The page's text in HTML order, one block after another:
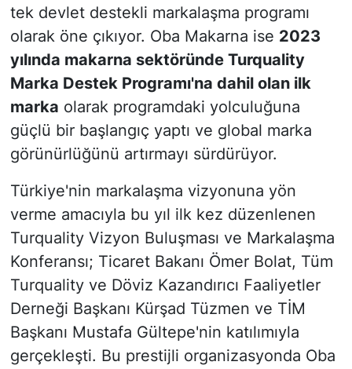
tek devlet destekli markalaşma programı
olarak öne çıkıyor. Oba Makarna ise 2023
yılında makarna sektöründe Turquality
Marka Destek Programı'na dahil olan ilk
marka olarak programdaki yolculuğuna
güçlü bir başlangıç yaptı ve global marka
görünürlüğünü artırmayı sürdürüyor.
Türkiye'nin markalaşma vizyonuna yön
verme amacıyla bu yıl ilk kez düzenlenen
Turquality Vizyon Buluşması ve Markalaşma
Konferansı; Ticaret Bakanı Ömer Bolat, Tüm
Turquality ve Döviz Kazandırıcı Faaliyetler
Derneği Başkanı Kürşad Tüzmen ve TİM
Başkanı Mustafa Gültepe'nin katılımıyla
gerçekleşti. Bu prestijli organizasyonda Oba